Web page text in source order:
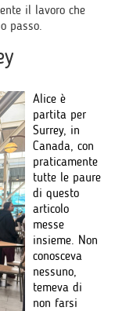
il lavoro che
passo.
Alice è
partita per
Surrey, in
Canada, con
praticamente
tutte le paure
di questo
articolo
messe
insieme. Non
conosceva
nessuno,
temeva di
non farsi